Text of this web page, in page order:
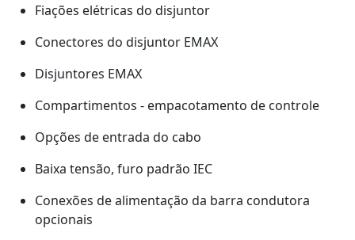
Fiações elétricas do disjuntor
Conectores do disjuntor EMAX
Disjuntores EMAX
Compartimentos - empacotamento de controle
Opções de entrada do cabo
Baixa tensão, furo padrão IEC
Conexões de alimentação da barra condutora
opcionais